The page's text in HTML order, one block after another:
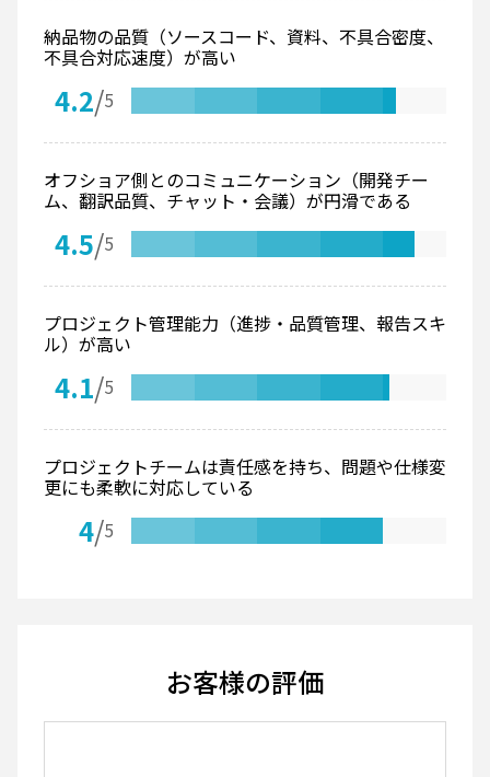
納品物の品質（ソースコード、資料、不具合密度、
不具合対応速度）が高い
4.2/5
オフショア側とのコミュニケーション（開発チー
ム、翻訳品質、チャット・会議）が円滑である
4.5/5
プロジェクト管理能力（進捗・品質管理、報告スキ
ル）が高い
4.1/5
プロジェクトチームは責任感を持ち、問題や仕様変
更にも柔軟に対応している
4/5
お客様の評価